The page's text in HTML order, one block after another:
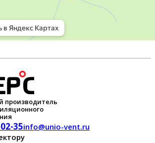
производитель
35info@unio-vent.ru